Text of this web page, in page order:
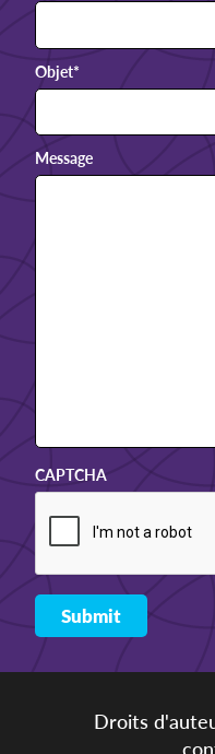
Objet*
Message
CAPTCHA
Droits